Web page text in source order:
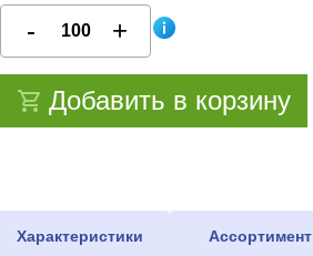
Добавить в корзину
Характеристики Ассортимент